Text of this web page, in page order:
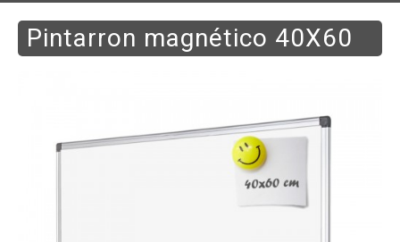
Pintarron magnético 40X60